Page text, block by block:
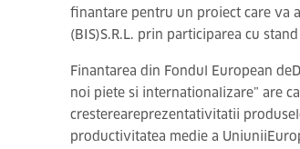
finantare pentru un proiect care va
(BIS)S.R.L. prin participarea cu
Finantarea din Fondul European
noi piete si internationalizare” are
crestereareprezentativitatii
productivitatea medie a